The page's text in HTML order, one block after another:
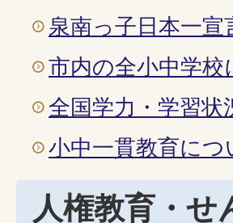
泉南っ子日本一
市内の全小中学
全国学力・学習状
小中一貫教育につ
人権教育・せ